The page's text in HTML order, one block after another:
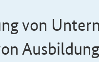
von